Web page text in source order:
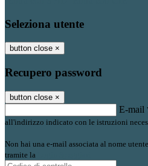
Seleziona utente
button close ×
Recupero password
button close ×
E-mail
all'indirizzo indicato con le istruzioni
Non hai una e-mail associata al nome
tramite la